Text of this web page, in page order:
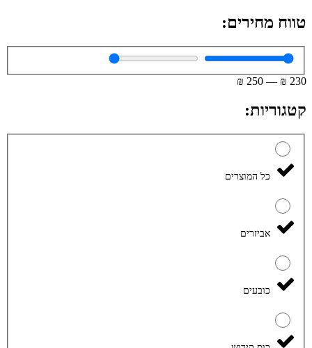
טווח מחירים:
230
₪
—
250
₪
קטגוריות:
כל המוצרים
אביזרים
כובעים